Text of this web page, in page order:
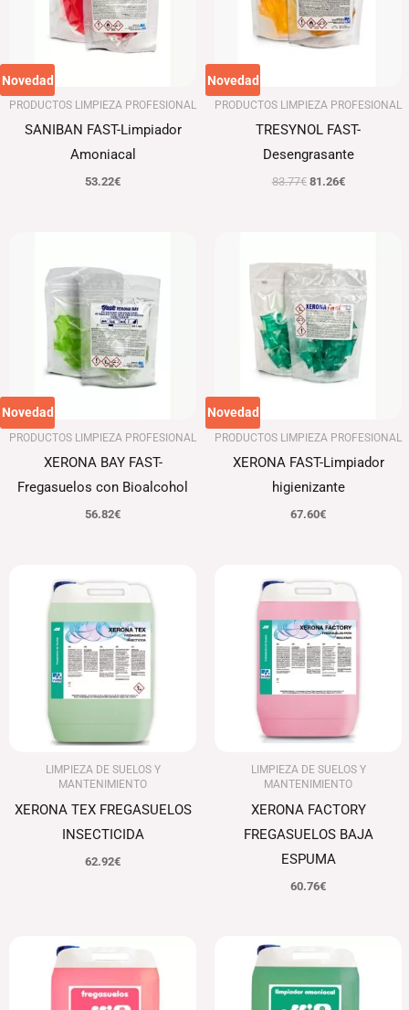
Novedad
PRODUCTOS LIMPIEZA PROFESIONAL
SANIBAN FAST-Limpiador
Amoniacal
53.22€
Novedad
PRODUCTOS LIMPIEZA PROFESIONAL
TRESYNOL FAST-
Desengrasante
83.77€ 81.26€
Novedad
PRODUCTOS LIMPIEZA PROFESIONAL
XERONA BAY FAST-
Fregasuelos con Bioalcohol
56.82€
Novedad
PRODUCTOS LIMPIEZA PROFESIONAL
XERONA FAST-Limpiador
higienizante
67.60€
LIMPIEZA DE SUELOS Y
MANTENIMIENTO
XERONA TEX FREGASUELOS
INSECTICIDA
62.92€
LIMPIEZA DE SUELOS Y
MANTENIMIENTO
XERONA FACTORY
FREGASUELOS BAJA
ESPUMA
60.76€